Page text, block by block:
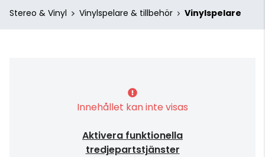
Stereo & Vinyl Vinylspelare & tillbehör Vinylspelare
Innehållet kan inte visas
Aktivera funktionella
tredjepartstjänster